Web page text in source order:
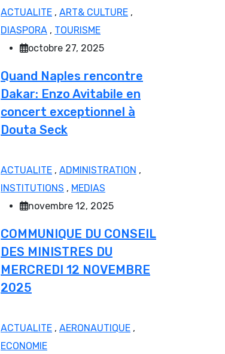
ACTUALITE , ART& CULTURE ,
DIASPORA , TOURISME
octobre 27, 2025
Quand Naples rencontre
Dakar: Enzo Avitabile en
concert exceptionnel à
Douta Seck
ACTUALITE , ADMINISTRATION ,
INSTITUTIONS , MEDIAS
novembre 12, 2025
COMMUNIQUE DU CONSEIL
DES MINISTRES DU
MERCREDI 12 NOVEMBRE
2025
ACTUALITE , AERONAUTIQUE ,
ECONOMIE